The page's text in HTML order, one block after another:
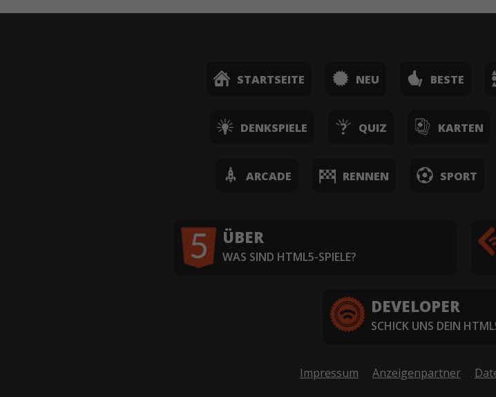
STARTSEITE NEU BESTE
DENKSPIELE QUIZ KARTEN
ARCADE RENNEN SPORT
ÜBER
WAS SIND HTML5-SPIELE?
DEVELOPER
SCHICK UNS DEIN
Impressum Anzeigenpartner